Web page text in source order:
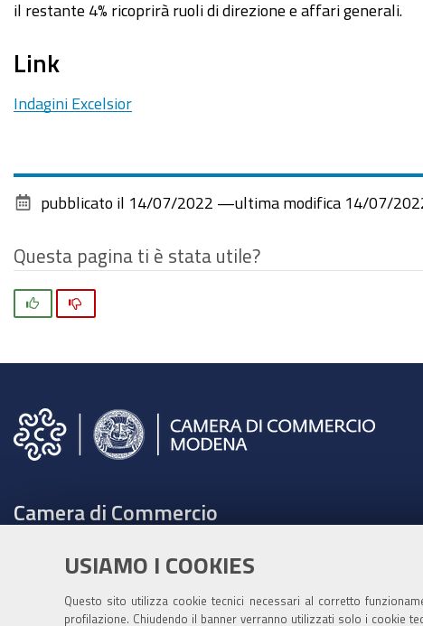
USIAMO I COOKIES
Questo sito utilizza cookie tecnici necessari al corretto
profilazione. Chiudendo il banner verranno utilizzati solo i cookie
il restante 4% ricoprirà ruoli di direzione e affari generali.
Link
Indagini Excelsior
pubblicato il 14/07/2022 —ultima modifica 14/07/
Questa pagina ti è stata utile?
Camera di Commercio
Tel. 059208111 -URP
Contabilità speciale Banca d'Italia: